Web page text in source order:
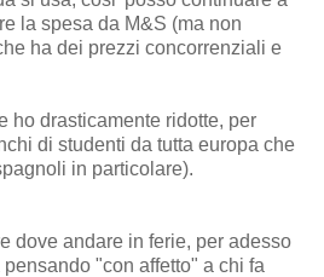
la spesa da M&S (ma non
ha dei prezzi concorrenziali e
ho drasticamente ridotte, per
di studenti da tutta europa che
in particolare).
dove andare in ferie, per adesso
"con affetto" a chi fa